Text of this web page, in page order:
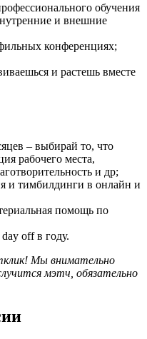
обучения
и внешние
конференциях;
и растешь вместе
– выбирай то, что
рабочего места,
и др;
и тимбилдинги в онлайн и
помощь по
off в году.
Мы внимательно
мэтч, обязательно